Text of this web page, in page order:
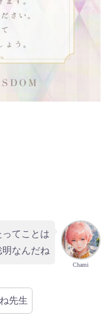
Chami
てことは
なんだね
先生